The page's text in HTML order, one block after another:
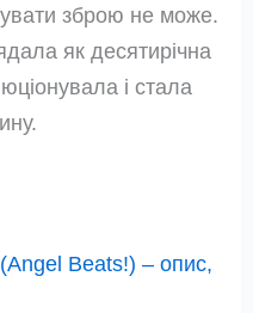
зброю не може.
як десятирічна
і стала
Beats!) – опис,